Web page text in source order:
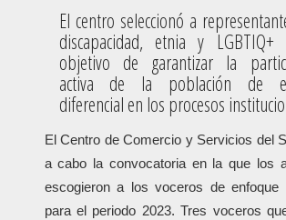
El centro seleccionó a
discapacidad, etnia y
objetivo de garantizar la
activa de la población de
diferencial en los procesos
El Centro de Comercio y Servicios del
a cabo la convocatoria en la que los
escogieron a los voceros de enfoque
para el periodo 2023. Tres voceros